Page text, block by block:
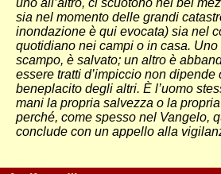
uno all’altro, ci scuotono nel bel
sia nel momento delle grandi
inondazione è qui evocata) sia nel
quotidiano nei campi o in casa. Uno
scampo, è salvato; un altro è
essere tratti d’impiccio non dipende
beneplacito degli altri. È l’uomo
mani la propria salvezza o la
perché, come spesso nel Vangelo,
conclude con un appello alla